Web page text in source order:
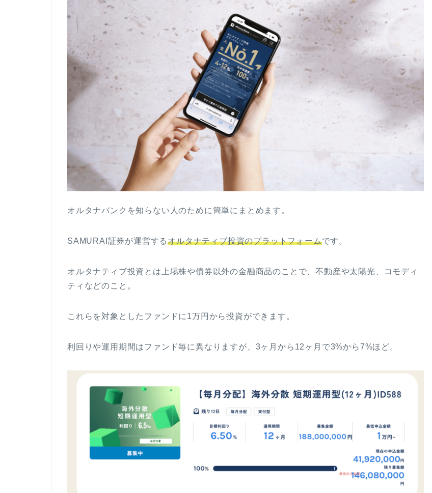
オルタナバンクを知らない人のために簡単にまとめます。
SAMURAI証券が運営するオルタナティブ投資のプラットフォームです。
オルタナティブ投資とは上場株や債券以外の金融商品のことで、不動産や太陽光、コモディ
ティなどのこと。
これらを対象としたファンドに1万円から投資ができます。
利回りや運用期間はファンド毎に異なりますが、3ヶ月から12ヶ月で3%から7%ほど。